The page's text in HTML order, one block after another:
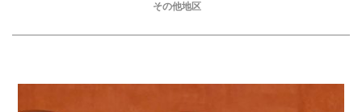
その他地区